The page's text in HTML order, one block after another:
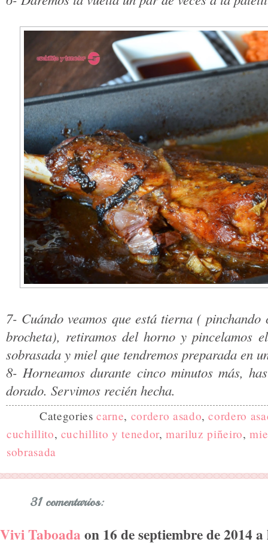
7- Cuándo veamos que está tierna (
brocheta), retiramos del horno y pincelamos
sobrasada y miel que tendremos preparada en
8- Horneamos durante cinco minutos más,
dorado. Servimos recién hecha.
Categoriescarne, cordero asado,cordero
cuchillito, cuchillito y tenedor,mariluz piñeiro,
sobrasada
31 comentarios:
Vivi Taboada on 16 de septiembre de 2014